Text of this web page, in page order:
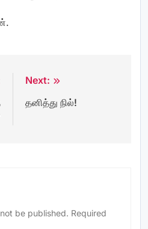
Next:
தனித்து நில்!
be published. Required